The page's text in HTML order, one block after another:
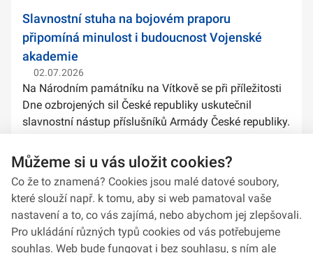
Slavnostní stuha na bojovém praporu
připomíná minulost i budoucnost Vojenské
akademie
02.07.2026
Na Národním památníku na Vítkově se při příležitosti
Dne ozbrojených sil České republiky uskutečnil
slavnostní nástup příslušníků Armády České republiky.
stuh na bojové prapory vybranýc...
Můžeme si u vás uložit cookies?
Co že to znamená? Cookies jsou malé datové soubory,
které slouží např. k tomu, aby si web pamatoval vaše
nastavení a to, co vás zajímá, nebo abychom jej zlepšovali.
Pro ukládání různých typů cookies od vás potřebujeme
souhlas. Web bude fungovat i bez souhlasu, s ním ale